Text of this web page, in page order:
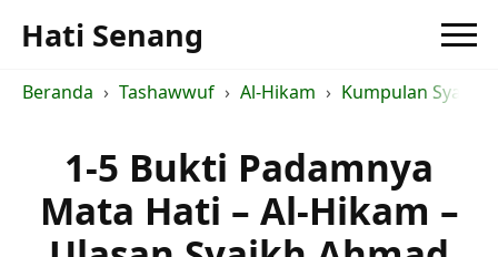
Hati Senang
Beranda Tashawwuf Al-Hikam Kumpulan Syarah
1-5 Bukti Padamnya
Mata Hati – Al-Hikam –